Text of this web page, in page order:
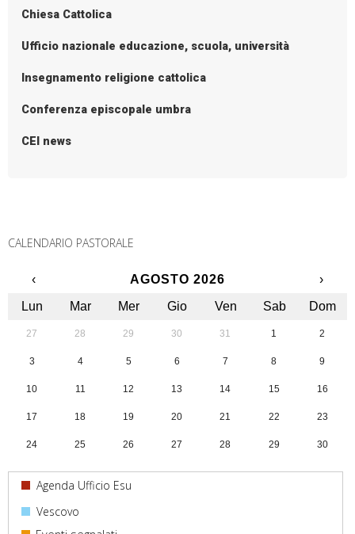
Chiesa Cattolica
Ufficio nazionale educazione, scuola, università
Insegnamento religione cattolica
Conferenza episcopale umbra
CEI news
CALENDARIO PASTORALE
‹ AGOSTO 2026
›
Lun
Mar Mer Gio Ven Sab Dom
27 28 29 30 31 1 2
3 4 5 6 7 8 9
10 11 12 13 14 15 16
17 18 19 20 21 22 23
24 25 26 27 28 29 30
31 1 2 3 4 5 6
Agenda Ufficio Esu
Vescovo